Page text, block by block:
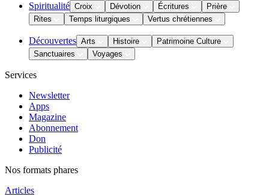
Spiritualité Croix Dévotion Écritures
Prière
Rites
Temps liturgiques Vertus chrétiennes
Découvertes Arts Histoire
Patrimoine Culture
Sanctuaires
Voyages
Services
Newsletter
Apps
Magazine
Abonnement
Don
Publicité
Nos formats phares
Articles